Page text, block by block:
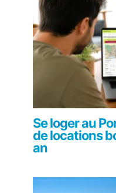
Se loger au
de locations
an